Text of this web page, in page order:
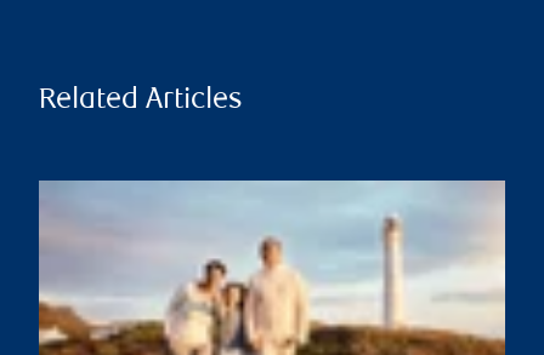
Related Articles